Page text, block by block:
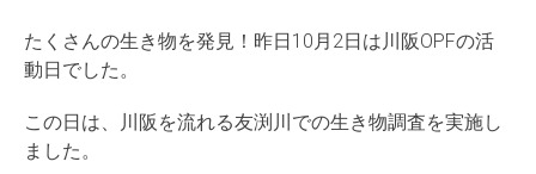
たくさんの生き物を発見！昨日10月2日は川阪OPFの活
動日でした。
この日は、川阪を流れる友渕川での生き物調査を実施し
ました。